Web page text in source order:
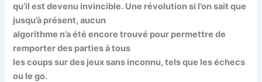
qu’il est devenu invincible. Une révolution si l’on sait que
jusqu’à présent, aucun
algorithme n’a été encore trouvé pour permettre de
remporter des parties à tous
les coups sur des jeux sans inconnu, tels que les échecs
ou le go.